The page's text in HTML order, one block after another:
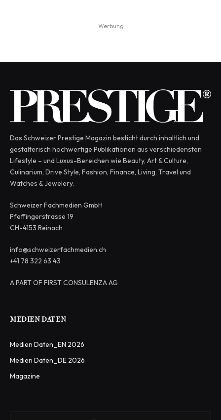
Werbung
Das Schweizer Prestige Magazin besticht durch inhaltlich und
gestalterisch hochwertige Publikationen aus verschiedensten
Lifestyle – und Luxus-Bereichen wie Beauty, Art & Culture,
Culinarium, Drive Style, Fashion, Finance, Living, Travel und
Watches & Jewelery.
Schweizer Fachmedien GmbH
Pfeffingerstrasse 19
CH-4153 Reinach
info@schweizerfachmedien.ch
+41 78 322 63 43
A PART OF FIRST CONSULENZA AG
MEDIEN DATEN
Medien Daten_EN 2026
Medien Daten_DE 2026
Magazine